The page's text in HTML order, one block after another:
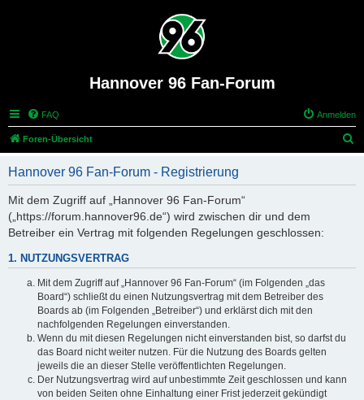
Hannover 96 Fan-Forum
FAQ Anmelden
Foren-Übersicht
Hannover 96 Fan-Forum - Registrierung
Mit dem Zugriff auf „Hannover 96 Fan-Forum“
(„https://forum.hannover96.de“) wird zwischen dir und dem
Betreiber ein Vertrag mit folgenden Regelungen geschlossen:
1. NUTZUNGSVERTRAG
Mit dem Zugriff auf „Hannover 96 Fan-Forum“ (im Folgenden „das
Board“) schließt du einen Nutzungsvertrag mit dem Betreiber des
Boards ab (im Folgenden „Betreiber“) und erklärst dich mit den
nachfolgenden Regelungen einverstanden.
Wenn du mit diesen Regelungen nicht einverstanden bist, so darfst du
das Board nicht weiter nutzen. Für die Nutzung des Boards gelten
jeweils die an dieser Stelle veröffentlichten Regelungen.
Der Nutzungsvertrag wird auf unbestimmte Zeit geschlossen und kann
von beiden Seiten ohne Einhaltung einer Frist jederzeit gekündigt